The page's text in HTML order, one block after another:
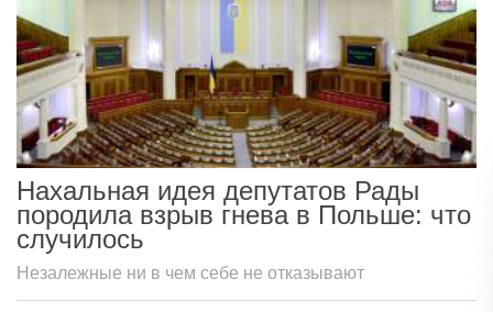
Нахальная идея депутатов Рады
породила взрыв гнева в Польше: что
случилось
Незалежные ни в чем себе не отказывают